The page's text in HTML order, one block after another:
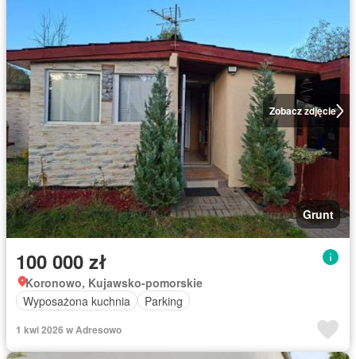
Zobacz zdjęcie
Grunt
100 000 zł
Koronowo, Kujawsko-pomorskie
Wyposażona kuchnia
Parking
1 kwi 2026 w Adresowo